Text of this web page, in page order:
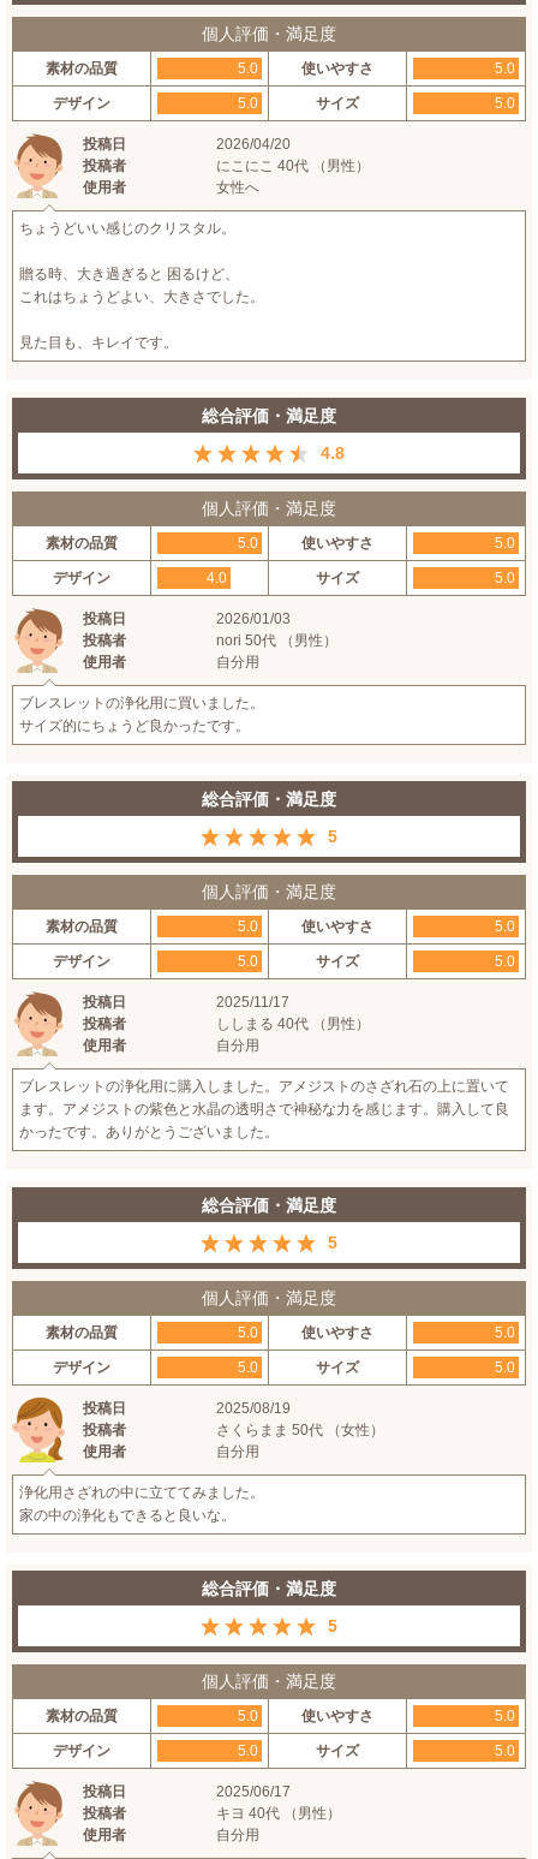
個人評価・満足度
素材の品質 5.0 使いやすさ 5.0
デザイン 5.0 サイズ 5.0
投稿日
2026/04/20
投稿者
にこにこ 40代 （男性）
使用者
女性へ
ちょうどいい感じのクリスタル。
贈る時、大き過ぎると 困るけど、
これはちょうどよい、大きさでした。
見た目も、キレイです。
総合評価・満足度
4.8
個人評価・満足度
素材の品質 5.0 使いやすさ 5.0
デザイン 4.0 サイズ 5.0
投稿日
2026/01/03
投稿者
nori 50代 （男性）
使用者
自分用
ブレスレットの浄化用に買いました。
サイズ的にちょうど良かったです。
総合評価・満足度
5
個人評価・満足度
素材の品質 5.0 使いやすさ 5.0
デザイン 5.0 サイズ 5.0
投稿日
2025/11/17
投稿者
ししまる 40代 （男性）
使用者
自分用
ブレスレットの浄化用に購入しました。アメジストのさざれ石の上に置いて
ます。アメジストの紫色と水晶の透明さで神秘な力を感じます。購入して良
かったです。ありがとうございました。
総合評価・満足度
5
個人評価・満足度
素材の品質 5.0 使いやすさ 5.0
デザイン 5.0 サイズ 5.0
投稿日
2025/08/19
投稿者
さくらまま 50代 （女性）
使用者
自分用
浄化用さざれの中に立ててみました。
家の中の浄化もできると良いな。
総合評価・満足度
5
個人評価・満足度
素材の品質 5.0 使いやすさ 5.0
デザイン 5.0 サイズ 5.0
投稿日
2025/06/17
投稿者
キヨ 40代 （男性）
使用者
自分用